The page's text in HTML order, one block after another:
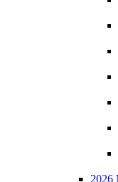
2026